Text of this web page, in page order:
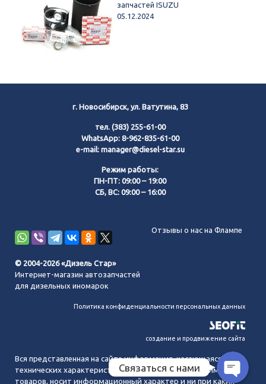
запчастей ISUZU
05.12.2024
г. Новосибирск, ул. Ватутина, 83
тел. (383) 255-61-00
WhatsApp: 8-962-835-61-00
e-mail: manager@diesel-star.su
Режим работы:
ПН-ПТ: 09:00 – 19:00
СБ, ВС: 09:00 – 16:00
Отзывы о нас на Флампе
© 2004-2026 «Дизель Стар»
Интернет-магазин автозапчастей
для дизельных иномарок
Политика конфиденциальности персональных данных
создание и продвижение сайта
Вся представленная на сайте информация, касающаяся
технических характеристик, наличия на складе, стоимости
товаров, носит информационный характер и ни при каких
Связаться с нами